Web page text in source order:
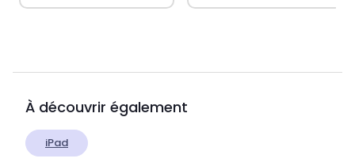
À découvrir également
iPad